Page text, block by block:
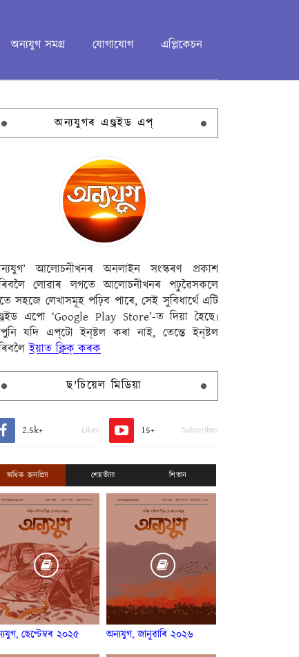
অন্যযুগ সমগ্ৰ যোগাযোগ এপ্লিকেচন
অন্যযুগৰ এণ্ড্ৰইড এপ্
আলোচনীখনৰ অনলাইন সংস্কৰণ প্ৰকাশ
লোৱাৰ লগতে আলোচনীখনৰ পঢ়ুৱৈসকলে
সহজে লেখাসমূহ পঢ়িব পাৰে, সেই সুবিধাৰ্থে এটি
এপো ‘Google Play Store’-ত দিয়া হৈছে৷
যদি এপ্‌টো ইন্‌ষ্টল কৰা নাই, তেন্তে ইন্‌ষ্টল
ইয়াত ক্লিক্ কৰক
ছ'চিয়েল মিডিয়া
2.5k+ Likes 15+ Subscribes
অধিক জনপ্ৰিয় শেহতীয়া শিতান
ছেপ্টেম্বৰ ২০২৫ অন্যযুগ, জানুৱাৰি ২০২৬